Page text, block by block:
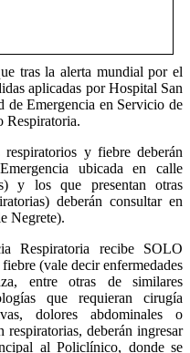
tras la alerta mundial por el
aplicadas por Hospital San
de Emergencia en Servicio de
Respiratoria.
y fiebre deberán
ubicada en calle
y los que presentan otras
deberán consultar en
Negrete).
Respiratoria recibe SOLO
(vale decir enfermedades
entre otras de similares
que requieran cirugía
dolores abdominales o
deberán ingresar
al Policlínico, donde se